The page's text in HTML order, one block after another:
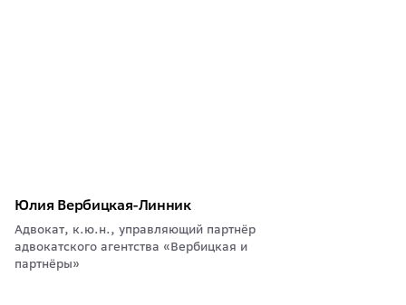
Юлия Вербицкая-Линник
Адвокат, к.ю.н., управляющий партнёр
адвокатского агентства «Вербицкая и
партнёры»